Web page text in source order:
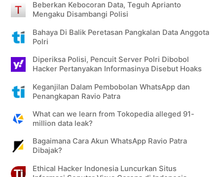
Beberkan Kebocoran Data, Teguh Aprianto
Mengaku Disambangi Polisi
Bahaya Di Balik Peretasan Pangkalan Data Anggota
Polri
Diperiksa Polisi, Pencuit Server Polri Dibobol
Hacker Pertanyakan Informasinya Disebut Hoaks
Keganjilan Dalam Pembobolan WhatsApp dan
Penangkapan Ravio Patra
What can we learn from Tokopedia alleged 91-
million data leak?
Bagaimana Cara Akun WhatsApp Ravio Patra
Dibajak?
Ethical Hacker Indonesia Luncurkan Situs